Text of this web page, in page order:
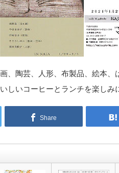
、陶芸、人形、布製品、絵本、
しいコーヒーとランチを楽しみ
Share